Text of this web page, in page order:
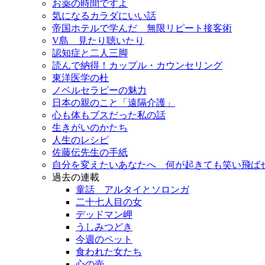
お薬の時間ですよ
気になるカラダにいい話
帝国ホテルで学んだ 無限リピート接客術
V島 見たり聴いたり
認知症と二人三脚
読んで納得！カップル・カウンセリング
東洋医学の杜
ノベルセラピーの魅力
日本の親のこと「遠隔介護」
心も体もブスだった私の話
生きがいのかたち
人生のレシピ
佐藤伝先生の手紙
自分を変えたいあなたへ 何が起きても笑い飛ば
過去の連載
童話 アルタイとソロンガ
二十七人目の女
デッドマン岬
うしみつどき
今週のペット
食われた女たち